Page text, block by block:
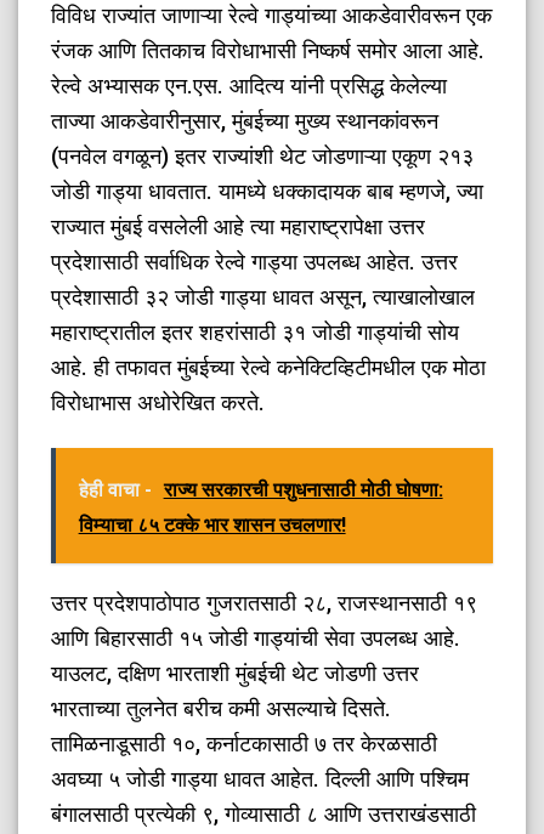
विविध राज्यांत जाणाऱ्या रेल्वे गाड्यांच्या आकडेवारीवरून एक
रंजक आणि तितकाच विरोधाभासी निष्कर्ष समोर आला आहे.
रेल्वे अभ्यासक एन.एस. आदित्य यांनी प्रसिद्ध केलेल्या
ताज्या आकडेवारीनुसार, मुंबईच्या मुख्य स्थानकांवरून
(पनवेल वगळून) इतर राज्यांशी थेट जोडणाऱ्या एकूण २१३
जोडी गाड्या धावतात. यामध्ये धक्कादायक बाब म्हणजे, ज्या
राज्यात मुंबई वसलेली आहे त्या महाराष्ट्रापेक्षा उत्तर
प्रदेशासाठी सर्वाधिक रेल्वे गाड्या उपलब्ध आहेत. उत्तर
प्रदेशासाठी ३२ जोडी गाड्या धावत असून, त्याखालोखाल
महाराष्ट्रातील इतर शहरांसाठी ३१ जोडी गाड्यांची सोय
आहे. ही तफावत मुंबईच्या रेल्वे कनेक्टिव्हिटीमधील एक मोठा
विरोधाभास अधोरेखित करते.
हेही वाचा - राज्य सरकारची पशुधनासाठी मोठी घोषणा:
विम्याचा ८५ टक्के भार शासन उचलणार!
उत्तर प्रदेशपाठोपाठ गुजरातसाठी २८, राजस्थानसाठी १९
आणि बिहारसाठी १५ जोडी गाड्यांची सेवा उपलब्ध आहे.
याउलट, दक्षिण भारताशी मुंबईची थेट जोडणी उत्तर
भारताच्या तुलनेत बरीच कमी असल्याचे दिसते.
तामिळनाडूसाठी १०, कर्नाटकासाठी ७ तर केरळसाठी
अवघ्या ५ जोडी गाड्या धावत आहेत. दिल्ली आणि पश्चिम
बंगालसाठी प्रत्येकी ९, गोव्यासाठी ८ आणि उत्तराखंडसाठी